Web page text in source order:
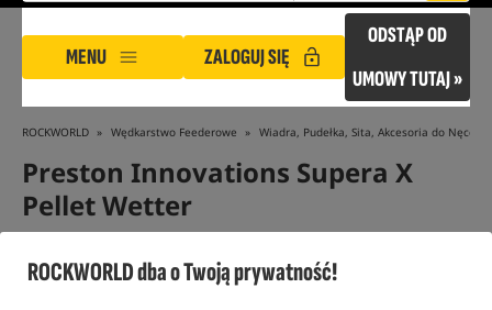
ROCKWORLD dba o Twoją prywatność!
MENU ZALOGUJ SIĘ
ODSTĄP OD
UMOWY TUTAJ »
ROCKWORLD Wędkarstwo Feederowe Wiadra, Pudełka, Sita, Akcesoria do Nęcenia
Preston Innovations Supera X
Pellet Wetter
komplecie /Preston Innovations